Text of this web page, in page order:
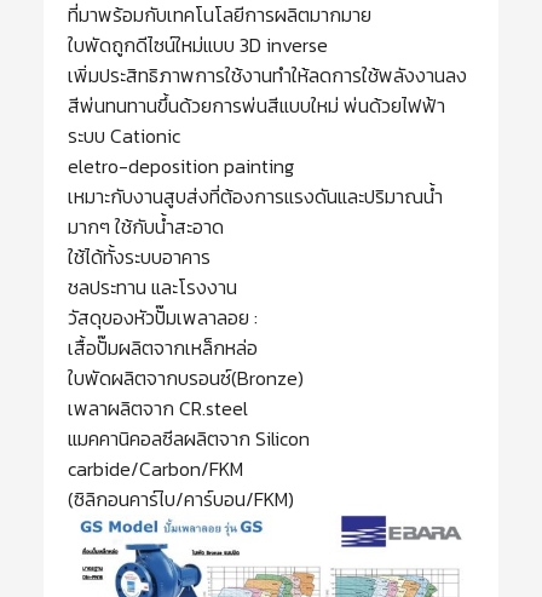
ที่มาพร้อมกับเทคโนโลยีการผลิตมากมาย
ใบพัดถูกดีไซน์ใหม่แบบ 3D inverse
เพิ่มประสิทธิภาพการใช้งานทำให้ลดการใช้พลังงานลง
สีพ่นทนทานขึ้นด้วยการพ่นสีแบบใหม่ พ่นด้วยไฟฟ้า
ระบบ Cationic
eletro-deposition painting
เหมาะกับงานสูบส่งที่ต้องการแรงดันและปริมาณน้ำ
มากๆ ใช้กับน้ำสะอาด
ใช้ได้ทั้งระบบอาคาร
ชลประทาน และโรงงาน
วัสดุของหัวปั๊มเพลาลอย :
เสื้อปั๊มผลิตจากเหล็กหล่อ
ใบพัดผลิตจากบรอนซ์(Bronze)
เพลาผลิตจาก CR.steel
แมคคานิคอลซีลผลิตจาก Silicon
carbide/Carbon/FKM
(ซิลิกอนคาร์ไบ/คาร์บอน/FKM)